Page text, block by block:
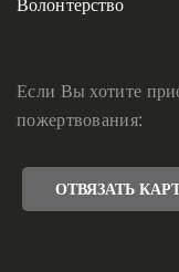
Если Вы хотите
пожертвования:
ОТВЯЗАТЬ